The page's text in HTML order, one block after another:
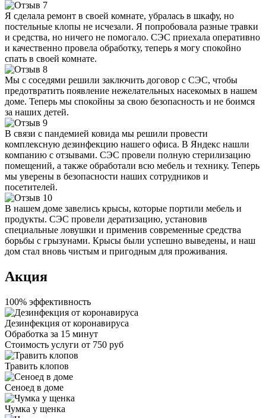
Я сделала ремонт в своей комнате, убралась в шкафу, но
постельные клопы не исчезали. Я попробовала разные травки
и средства, но ничего не помогало. СЭС приехала оперативно
и качественно провела обработку, теперь я могу спокойно
спать в своей комнате.
Мы с соседями решили заключить договор с СЭС, чтобы
предотвратить появление нежелательных насекомых в нашем
доме. Теперь мы спокойны за свою безопасность и не боимся
за наших детей.
В связи с пандемией ковида мы решили провести
комплексную дезинфекцию нашего офиса. В Яндекс нашли
компанию с отзывами. СЭС провели полную стерилизацию
помещений, а также обработали всю мебель и технику. Теперь
мы уверены в безопасности наших сотрудников и
посетителей.
В нашем доме завелись крысы, которые портили мебель и
продукты. СЭС провели дератизацию, установив
специальные ловушки и применив современные средства
борьбы с грызунами. Крысы были успешно выведены, и наш
дом стал вновь чистым и пригодным для проживания.
Акция
100% эффективность
Дезинфекция от коронавируса
Обработка за 15 минут
Стоимость услуги от 750 руб
Травить клопов
Сеноед в доме
Чумка у щенка